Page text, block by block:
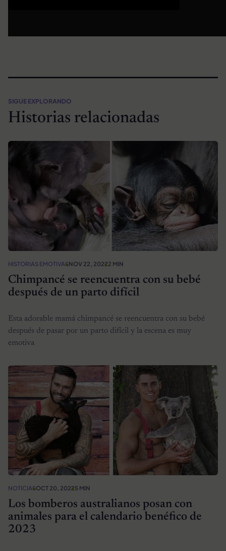
SIGUE EXPLORANDO
Historias relacionadas
HISTORIAS EMOTIVASNOV 22, 20222 MIN
Chimpancé se reencuentra con su bebé
después de un parto difícil
Esta adorable mamá chimpancé se reencuentra con su bebé
después de pasar por un parto difícil y la escena es muy
emotiva
NOTICIASOCT 20, 20225 MIN
Los bomberos australianos posan con
animales para el calendario benéfico de
2023